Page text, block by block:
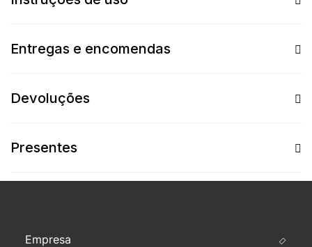
Entregas e encomendas
Devoluções
Presentes
Empresa